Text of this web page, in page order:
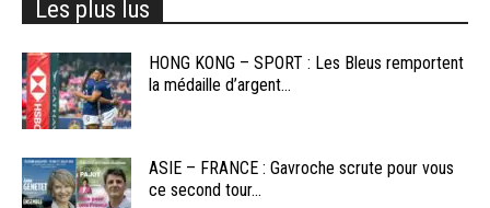
Les plus lus
HONG KONG – SPORT : Les Bleus remportent
la médaille d’argent...
ASIE – FRANCE : Gavroche scrute pour vous
ce second tour...